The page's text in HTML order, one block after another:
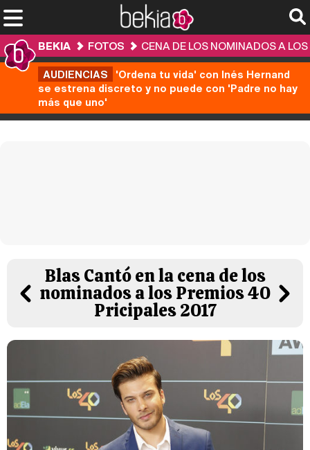
BEKIA FOTOS
CENA DE LOS NOMINADOS A
AUDIENCIAS 'Ordena tu vida' con Inés Hernand
se estrena discreto y no puede con 'Padre no hay
más que uno'
Blas Cantó en la cena de los
nominados a los Premios 40
Pricipales 2017